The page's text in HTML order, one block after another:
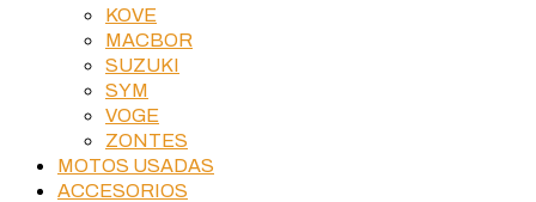
KOVE
MACBOR
SUZUKI
SYM
VOGE
ZONTES
MOTOS USADAS
ACCESORIOS